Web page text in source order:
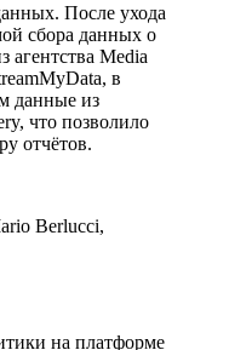
После ухода
сбора данных о
агентства Media
в
данные из
что позволило
отчётов.
Berlucci,
на платформе